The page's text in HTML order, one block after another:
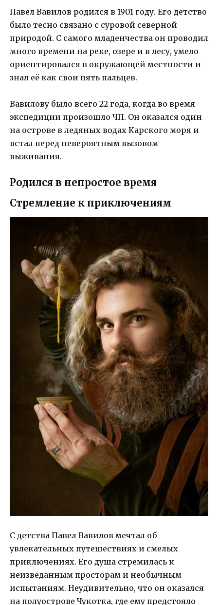
Павел Вавилов родился в 1901 году. Его детство
было тесно связано с суровой северной
природой. С самого младенчества он проводил
много времени на реке, озере и в лесу, умело
ориентировался в окружающей местности и
знал её как свои пять пальцев.
Вавилову было всего 22 года, когда во время
экспедиции произошло ЧП. Он оказался один
на острове в ледяных водах Карского моря и
встал перед невероятным вызовом
выживания.
Родился в непростое время
Стремление к приключениям
С детства Павел Вавилов мечтал об
увлекательных путешествиях и смелых
приключениях. Его душа стремилась к
неизведанным просторам и необычным
испытаниям. Неудивительно, что он оказался
на полуострове Чукотка, где ему предстояло